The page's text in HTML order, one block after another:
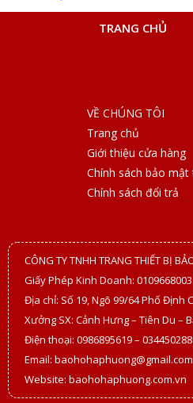
TRANG CHỦ
VỀ CHÚNG TÔI
Trang chủ
Giới thiệu cửa hàng
Chính sách bảo
Chính sách đổi trả
CÔNG TY TNHH TRANG THIẾT BỊ
Giấy Phép Kinh Doanh:
Địa chỉ: Số 19, Ngõ 99/64 Phố Định
Xưởng SX: Cảnh Hưng – Tiên Du –
Điện thoại: 0986895619 –
Email: baohohaphuong@gmail.com
Website: baohohaphuong.com.vn